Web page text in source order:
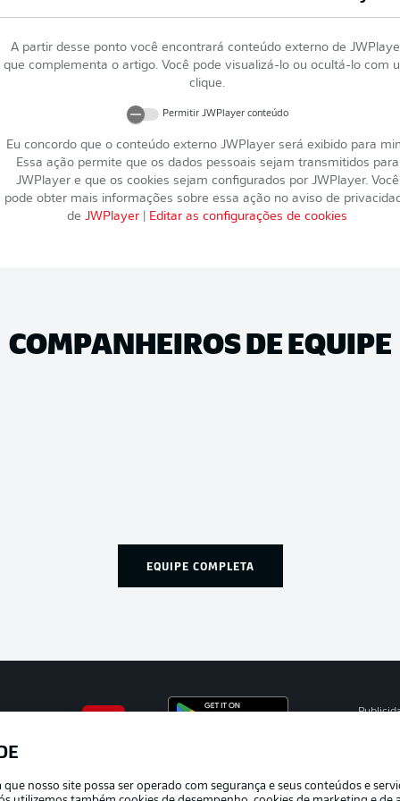
A partir desse ponto você encontrará conteúdo externo de
que complementa o artigo. Você pode visualizá-lo ou ocultá-lo com
clique.
Permitir JWPlayerconteúdo
Eu concordo que o conteúdo externo JWPlayerserá exibido para
Essa ação permite que os dados pessoais sejam transmitidos para
JWPlayere que os cookies sejam configurados por JWPlayer. Você
pode obter mais informações sobre essa ação no aviso de
de JWPlayer Editar as configurações de cookies
COMPANHEIROS DE EQUIPE
EQUIPE COMPLETA
nosso site possa ser operado com segurança e seus conteúdos e